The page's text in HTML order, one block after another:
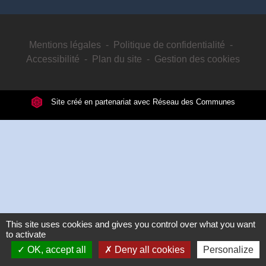
Mentions légales - Politique de confidentialité -
Accessibilité - Plan du site - Gestion des cookies
Site créé en partenariat avec Réseau des Communes
This site uses cookies and gives you control over what you want
to activate
OK, accept all
Deny all cookies Personalize